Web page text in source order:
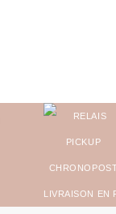
LIVRAISON EN